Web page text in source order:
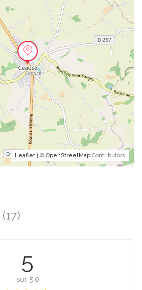
Leaflet | © OpenStreetMap Contributors
(17)
5
sur 5.0